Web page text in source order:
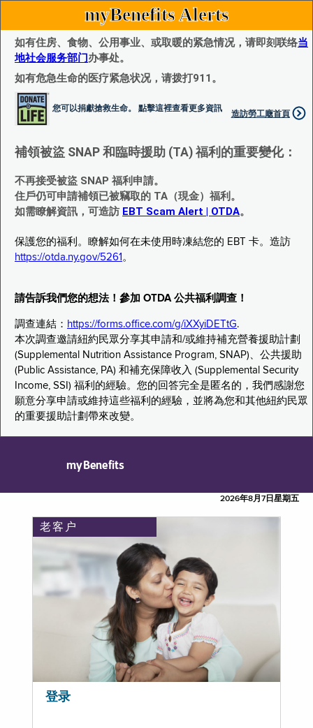
myBenefits Alerts
如有住房、食物、公用事业、或取暖的紧急情况，请即刻联络当
地社会服务部门办事处。
如有危急生命的医疗紧急状况，请拨打911。
您可以捐獻搶救生命。 點擊這裡查看更多資訊
造訪勞工廰首頁
補領被盜 SNAP 和臨時援助 (TA) 福利的重要變化：
不再接受被盜 SNAP 福利申請。
住戶仍可申請補領已被竊取的 TA（現金）福利。
如需瞭解資訊，可造訪 EBT Scam Alert | OTDA。
保護您的福利。瞭解如何在未使用時凍結您的 EBT 卡。造訪
https://otda.ny.gov/5261 。
請告訴我們您的想法！參加 OTDA 公共福利調查！
調查連結： https://forms.office.com/g/iXXyiDETtG.
本次調查邀請紐約民眾分享其申請和/或維持補充營養援助計劃
(Supplemental Nutrition Assistance Program, SNAP)、公共援助
(Public Assistance, PA) 和補充保障收入 (Supplemental Security
Income, SSI) 福利的經驗。您的回答完全是匿名的，我們感謝您
願意分享申請或維持這些福利的經驗，並將為您和其他紐約民眾
的重要援助計劃帶來改變。
myBenefits
2026年8月7日星期五
老客户
登录